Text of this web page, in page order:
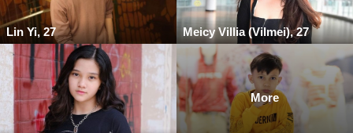
Lin Yi, 27 Meicy Villia (Vilmei), 27
More